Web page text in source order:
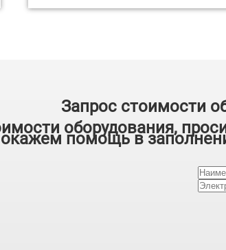
Запрос стоимости
оборудования,
окажем помощь в